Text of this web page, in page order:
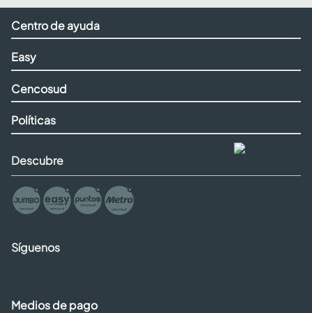
Centro de ayuda
Easy
Cencosud
Políticas
Descubre
Síguenos
Medios de pago